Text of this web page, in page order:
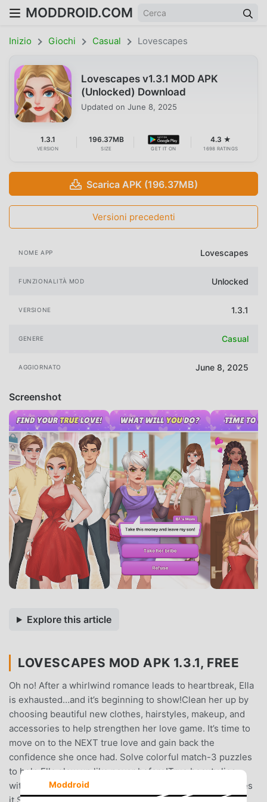
MODDROID.COM
Inizio Giochi Casual Lovescapes
Lovescapes v1.3.1 MOD APK
(Unlocked) Download
Updated on June 8, 2025
1.3.1
VERSION
196.37MB
SIZE GET IT ON
4.3 ★
1698 RATINGS
Scarica APK (196.37MB)
Versioni precedenti
NOME APP Lovescapes
FUNZIONALITÀ MOD Unlocked
VERSIONE 1.3.1
GENERE Casual
AGGIORNATO June 8, 2025
Screenshot
Explore this article
LOVESCAPES MOD APK 1.3.1, FREE
Oh no! After a whirlwind romance leads to heartbreak, Ella
is exhausted…and it’s beginning to show!Clean her up by
choosing beautiful new clothes, hairstyles, makeup, and
accessories to help strengthen her love game. It’s time to
move on to the NEXT true love and gain back the
confidence she once had. Solve colorful match-3 puzzles
to help Ella glow up like never before!True beauty lies
within the heart, but in today’s reality—not everyone sees
Moddroid